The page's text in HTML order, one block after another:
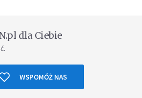
dla Ciebie
WSPOMÓŻ NAS